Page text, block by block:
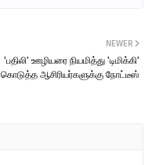
NEWER
'பதிலி' ஊழியரை நியமித்து 'டிமிக்கி'
கொடுத்த ஆசிரியர்களுக்கு நோட்டீஸ்